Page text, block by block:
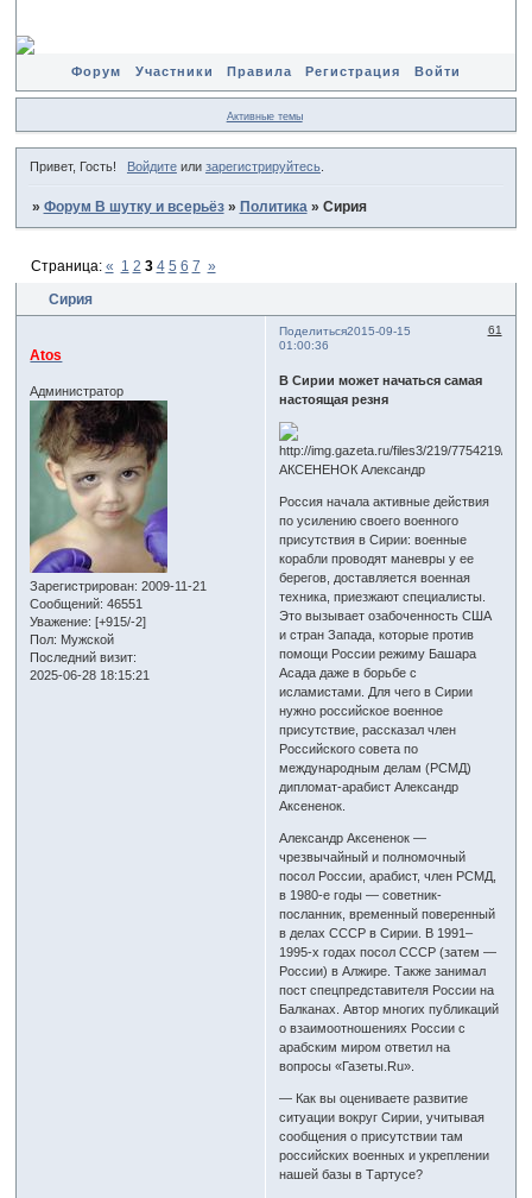
Форум Участники Правила Регистрация Войти
Активные темы
Привет, Гость! Войдитеили зарегистрируйтесь.
» Форум В шутку и всерьёз » Политика » Сирия
Сирия
Страница: « 1 2 3 4 5 6 7 »
Поделиться 61
2015-09-15
01:00:36
Atos
Администратор
Зарегистрирован: 2009-11-21
Сообщений: 46551
Уважение: [+915/-2]
Пол: Мужской
Последний визит:
2025-06-28 18:15:21
В Сирии может начаться самая
настоящая резня
АКСЕНЕНОК Александр
Россия начала активные действия
по усилению своего военного
присутствия в Сирии: военные
корабли проводят маневры у ее
берегов, доставляется военная
техника, приезжают специалисты.
Это вызывает озабоченность США
и стран Запада, которые против
помощи России режиму Башара
Асада даже в борьбе с
исламистами. Для чего в Сирии
нужно российское военное
присутствие, рассказал член
Российского совета по
международным делам (РСМД)
дипломат-арабист Александр
Аксененок.
Александр Аксененок —
чрезвычайный и полномочный
посол России, арабист, член РСМД,
в 1980-е годы — советник-
посланник, временный поверенный
в делах СССР в Сирии. В 1991–
1995-х годах посол СССР (затем —
России) в Алжире. Также занимал
пост спецпредставителя России на
Балканах. Автор многих публикаций
о взаимоотношениях России с
арабским миром ответил на
вопросы «Газеты.Ru».
— Как вы оцениваете развитие
ситуации вокруг Сирии, учитывая
сообщения о присутствии там
российских военных и укреплении
нашей базы в Тартусе?